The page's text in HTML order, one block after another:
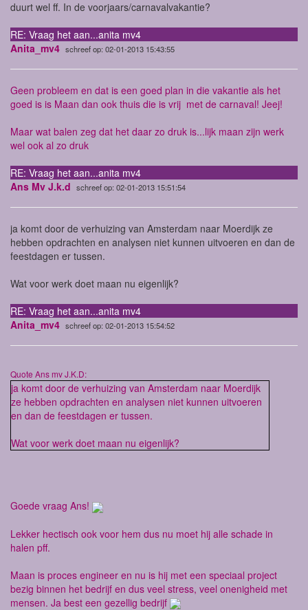
duurt wel ff. In de voorjaars/carnavalvakantie?
RE: Vraag het aan...anita mv4
Anita_mv4 schreef op: 02-01-2013 15:43:55
Geen probleem en dat is een goed plan in die vakantie als het
goed is is Maan dan ook thuis die is vrij met de carnaval! Jeej!
Maar wat balen zeg dat het daar zo druk is...lijk maan zijn werk
wel ook al zo druk
RE: Vraag het aan...anita mv4
Ans Mv J.k.d schreef op: 02-01-2013 15:51:54
ja komt door de verhuizing van Amsterdam naar Moerdijk ze
hebben opdrachten en analysen niet kunnen uitvoeren en dan de
feestdagen er tussen.
Wat voor werk doet maan nu eigenlijk?
RE: Vraag het aan...anita mv4
Anita_mv4 schreef op: 02-01-2013 15:54:52
Quote Ans mv J.K.D:
ja komt door de verhuizing van Amsterdam naar Moerdijk
ze hebben opdrachten en analysen niet kunnen uitvoeren
en dan de feestdagen er tussen.
Wat voor werk doet maan nu eigenlijk?
Goede vraag Ans!
Lekker hectisch ook voor hem dus nu moet hij alle schade in
halen pff.
Maan is proces engineer en nu is hij met een speciaal project
bezig binnen het bedrijf en dus veel stress, veel onenigheid met
mensen. Ja best een gezellig bedrijf